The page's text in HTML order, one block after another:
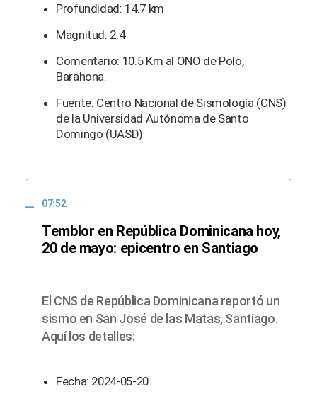
Profundidad: 14.7 km
Magnitud: 2.4
Comentario: 10.5 Km al ONO de Polo,
Barahona.
Fuente: Centro Nacional de Sismología (CNS)
de la Universidad Autónoma de Santo
Domingo (UASD)
07:52
Temblor en República Dominicana hoy,
20 de mayo: epicentro en Santiago
El CNS de República Dominicana reportó un
sismo en San José de las Matas, Santiago.
Aquí los detalles:
Fecha: 2024-05-20